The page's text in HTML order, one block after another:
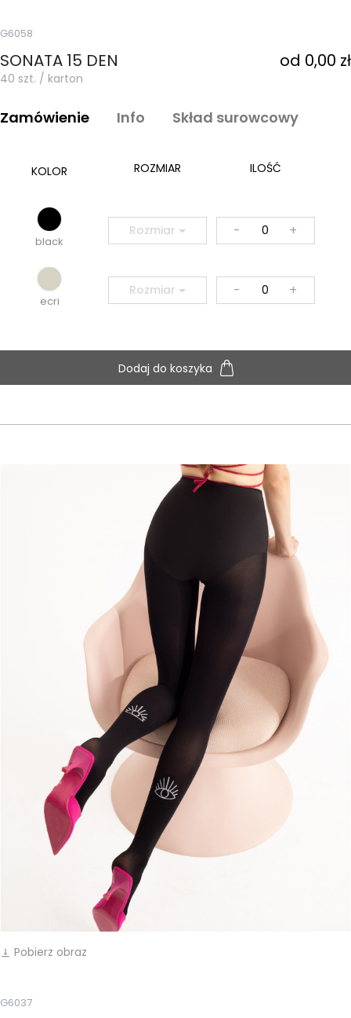
G6058
SONATA 15 DEN od 0,00 zł
40 szt. / karton
Zamówienie Info Skład surowcowy
KOLOR ROZMIAR ILOŚĆ
black
Rozmiar - +
ecri
Rozmiar - +
Dodaj do koszyka
vertical_align_bottom Pobierz obraz
G6037